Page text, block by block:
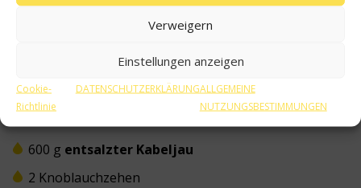
Verweigern
Einstellungen anzeigen
Cookie-
Richtlinie
DATENSCHUTZERKLÄRUNGALLGEMEINE
NUTZUNGSBESTIMMUNGEN
Mittelschwer
Zutaten
600 g entsalzter Kabeljau
2 Knoblauchzehen